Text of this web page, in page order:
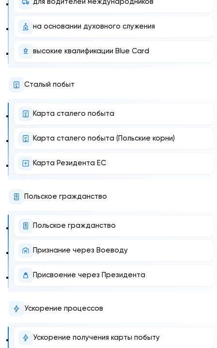
для водителей международников
на основании духовного служения
высокие квалификации Blue Card
Сталый побыт
Карта сталего побыта
Карта сталего побыта (Польские корни)
Карта Резидента ЕС
Польское гражданство
Польское гражданство
Признание через Воеводу
Присвоение через Президента
Ускорение процессов
Ускорение получения карты побыту